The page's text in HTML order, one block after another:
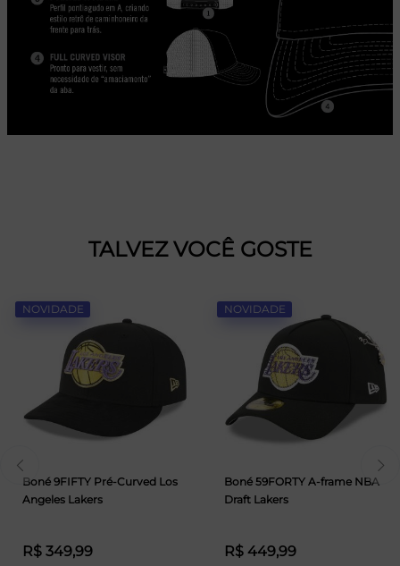
TALVEZ VOCÊ GOSTE
NOVIDADE
Boné 9FIFTY Pré-Curved Los
Angeles Lakers
R$ 349,99
NOVIDADE
Boné 59FORTY A-frame NBA
Draft Lakers
R$ 449,99